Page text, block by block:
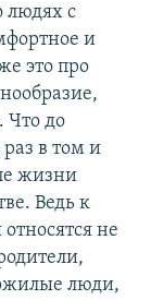
людях с
и
это про
Что до
в том и
жизни
Ведь к
не
люди,